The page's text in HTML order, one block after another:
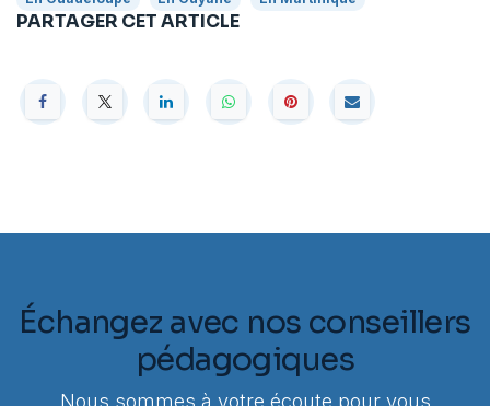
PARTAGER CET ARTICLE
Échangez avec nos conseillers
pédagogiques
Nous sommes à votre écoute pour vous